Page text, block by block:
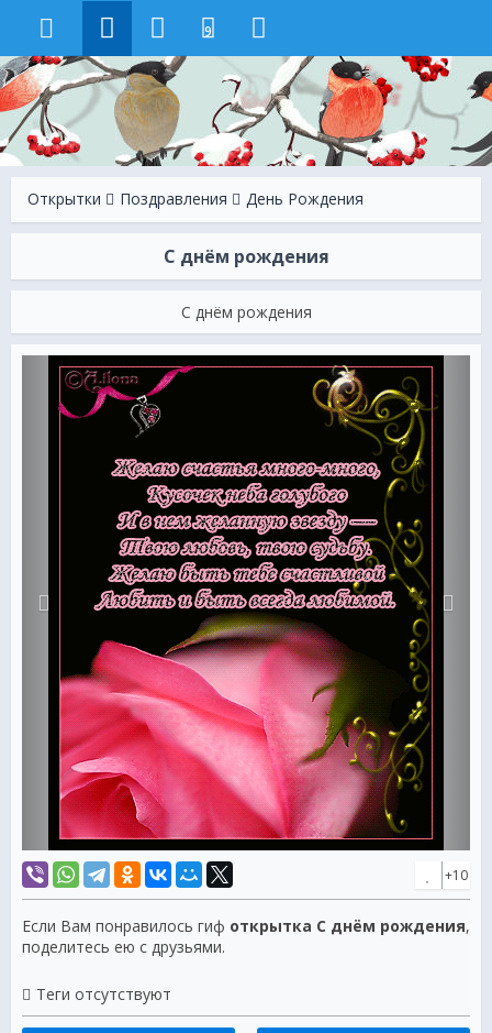
9
Открытки Поздравления День Рождения
С днём рождения
С днём рождения
+10
Если Вам понравилось гиф открытка С днём рождения,
поделитесь ею с друзьями.
Теги отсутствуют